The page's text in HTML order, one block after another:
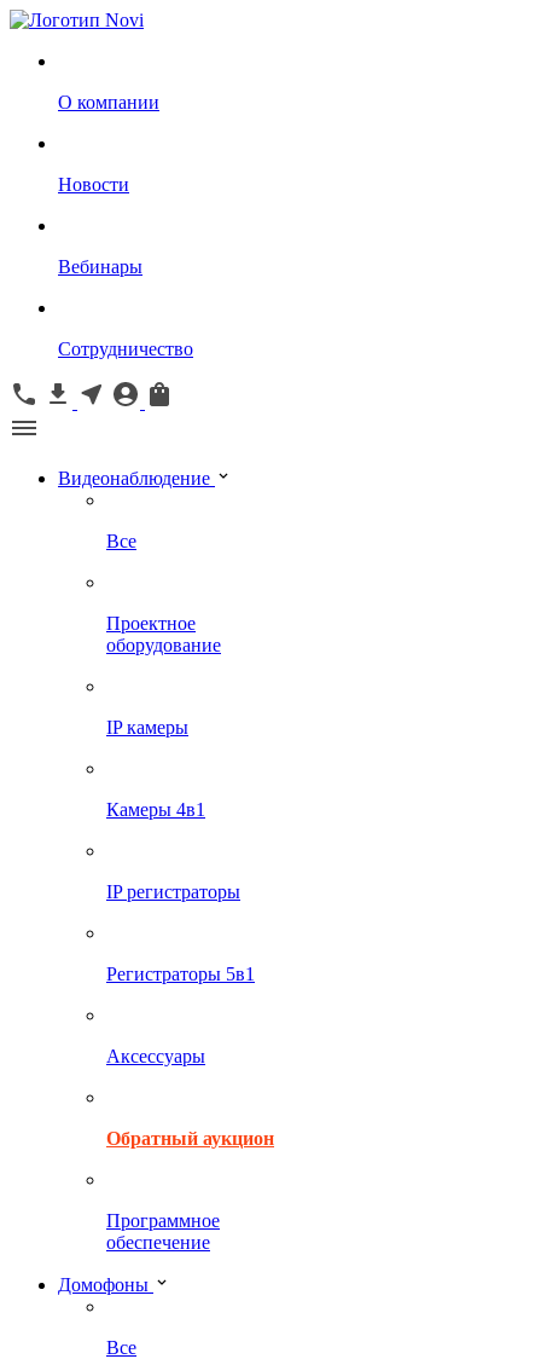
О компании
Новости
Вебинары
Сотрудничество
Видеонаблюдение
Все
Проектное
оборудование
IP камеры
Камеры 4в1
IP регистраторы
Регистраторы 5в1
Аксессуары
Обратный аукцион
Программное
обеспечение
Домофоны
Все